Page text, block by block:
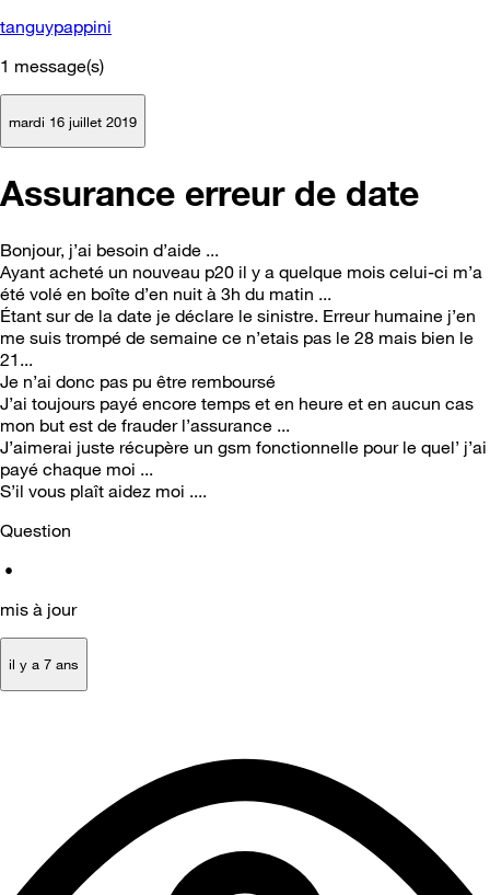
tanguypappini
1 message(s)
mardi 16 juillet 2019
Assurance erreur de date
Bonjour, j’ai besoin d’aide ...
Ayant acheté un nouveau p20 il y a quelque mois celui-ci m’a
été volé en boîte d’en nuit à 3h du matin ...
Étant sur de la date je déclare le sinistre. Erreur humaine j’en
me suis trompé de semaine ce n’etais pas le 28 mais bien le
21...
Je n’ai donc pas pu être remboursé
J’ai toujours payé encore temps et en heure et en aucun cas
mon but est de frauder l’assurance ...
J’aimerai juste récupère un gsm fonctionnelle pour le quel’ j’ai
payé chaque moi ...
S’il vous plaît aidez moi ....
Question
•
mis à jour
il y a 7 ans